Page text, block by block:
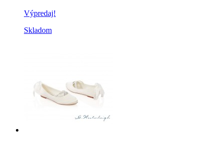
Výpredaj!
Skladom